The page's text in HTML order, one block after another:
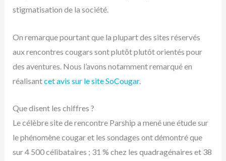
stigmatisation de la société.
On remarque pourtant que la plupart des sites réservés
aux rencontres cougars sont plutôt plutôt orientés pour
des aventures. Nous l’avons notamment remarqué en
réalisantcet avis sur le site SoCougar.
Que disent les chiffres ?
Le célèbre site de rencontre Parship a mené une étude sur
le phénomène cougar et les sondages ont démontré que
sur 4 500 célibataires ; 31 % chez les quadragénaires et 38